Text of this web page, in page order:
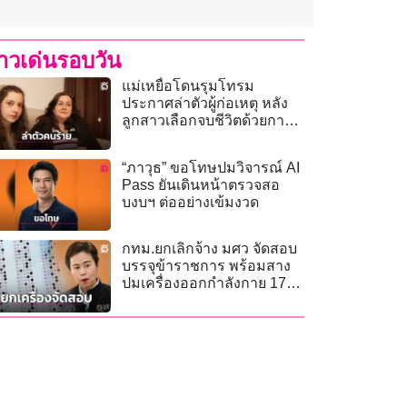
วเด่นรอบวัน
แม่เหยื่อโดนรุมโทรม
ประกาศล่าตัวผู้ก่อเหตุ หลัง
ลูกสาวเลือกจบชีวิตด้วยกา
“ภาวุธ” ขอโทษปมวิจารณ์ AI
Pass ยันเดินหน้าตรวจสอ
บงบฯ ต่ออย่างเข้มงวด
กทม.ยกเลิกจ้าง มศว จัดสอบ
บรรจุข้าราชการ พร้อมสาง
ปมเครื่องออกกำลังกาย 17